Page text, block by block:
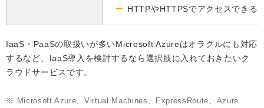
HTTPやHTTPSでアクセスできる
IaaS・PaaSの取扱いが多いMicrosoft Azureはオラクルにも対応
するなど、IaaS導入を検討するなら選択肢に入れておきたいク
ラウドサービスです。
※ Microsoft Azure、Virtual Machines、ExpressRoute、Azure